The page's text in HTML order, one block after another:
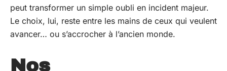
peut transformer un simple oubli en incident majeur.
Le choix, lui, reste entre les mains de ceux qui veulent
avancer… ou s’accrocher à l’ancien monde.
Nos